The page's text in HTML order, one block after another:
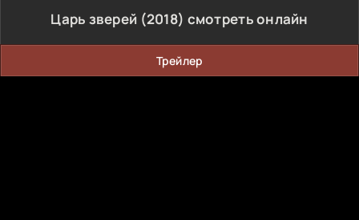
Царь зверей (2018) смотреть онлайн
Трейлер